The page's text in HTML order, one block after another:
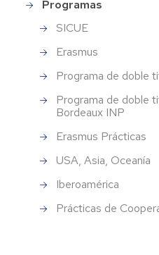
Programas
SICUE
Erasmus
Programa de doble
Programa de doble
Bordeaux INP
Erasmus Prácticas
USA, Asia, Oceanía
Iberoamérica
Prácticas de